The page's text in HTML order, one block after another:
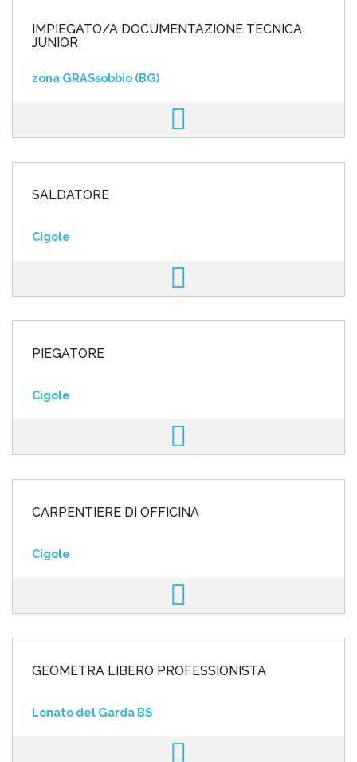
IMPIEGATO/A DOCUMENTAZIONE TECNICA
JUNIOR
zona GRASsobbio (BG)
SALDATORE
Cigole
PIEGATORE
Cigole
CARPENTIERE DI OFFICINA
Cigole
GEOMETRA LIBERO PROFESSIONISTA
Lonato del Garda BS